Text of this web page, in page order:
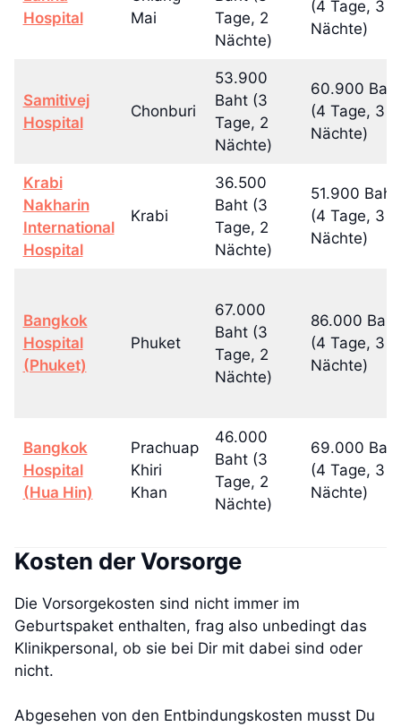
Hospital
Mai
Tage, 2
Nächte)
(4 Tage, 3
Nächte)
Samitivej
Hospital
Chonburi
53.900
Baht (3
Tage, 2
Nächte)
60.900 Baht
(4 Tage, 3
Nächte)
Krabi
Nakharin
International
Hospital
Krabi
36.500
Baht (3
Tage, 2
Nächte)
51.900 Baht
(4 Tage, 3
Nächte)
Bangkok
Hospital
(Phuket)
Phuket
67.000
Baht (3
Tage, 2
Nächte)
86.000 Baht
(4 Tage, 3
Nächte)
Bangkok
Hospital
(Hua Hin)
Prachuap
Khiri
Khan
46.000
Baht (3
Tage, 2
Nächte)
69.000 Baht
(4 Tage, 3
Nächte)
Kosten der Vorsorge
Die Vorsorgekosten sind nicht immer im
Geburtspaket enthalten, frag also unbedingt das
Klinikpersonal, ob sie bei Dir mit dabei sind oder
nicht.
Abgesehen von den Entbindungskosten musst Du